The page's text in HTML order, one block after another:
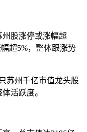
股涨停或涨幅超
超5%，整体跟涨势
苏州千亿市值龙头股
活跃度。